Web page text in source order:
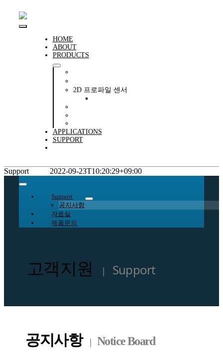
Toggle
Navigation
HOME
ABOUT
PRODUCTS
2D 프로파일 센서
APPLICATIONS
SUPPORT
Support 2022-09-23T10:20:29+09:00
Toggle
NavigationSupport
공지사항
자료실
제품문의
고객지원 | Support
공지사항 | Notice Board